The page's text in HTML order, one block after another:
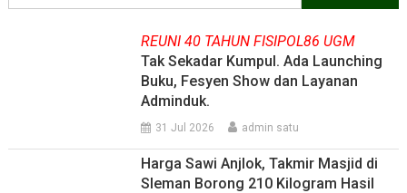
untuk:
REUNI 40 TAHUN FISIPOL86 UGM
Tak Sekadar Kumpul. Ada Launching
Buku, Fesyen Show dan Layanan
Adminduk.
31 Jul 2026 admin satu
Harga Sawi Anjlok, Takmir Masjid di
Sleman Borong 210 Kilogram Hasil